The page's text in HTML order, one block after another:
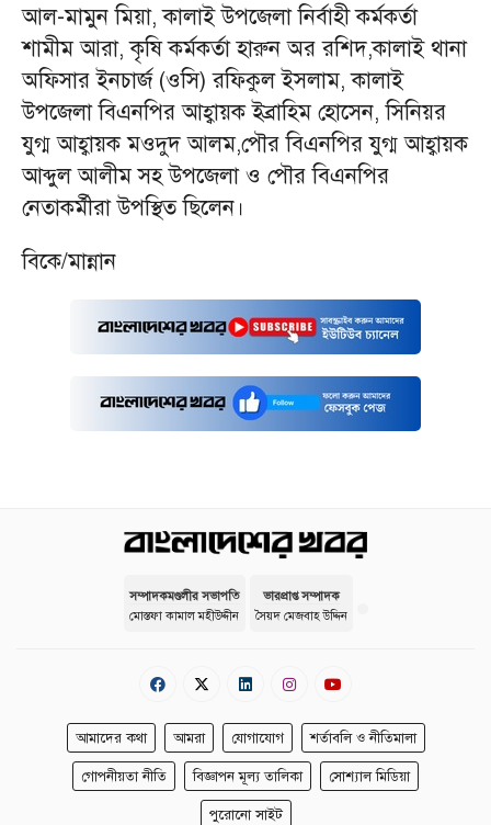
আল-মামুন মিয়া, কালাই উপজেলা নির্বাহী কর্মকর্তা
শামীম আরা, কৃষি কর্মকর্তা হারুন অর রশিদ,কালাই থানা
অফিসার ইনচার্জ (ওসি) রফিকুল ইসলাম, কালাই
উপজেলা বিএনপির আহ্বায়ক ইব্রাহিম হোসেন, সিনিয়র
যুগ্ম আহ্বায়ক মওদুদ আলম,পৌর বিএনপির যুগ্ম আহ্বায়ক
আব্দুল আলীম সহ উপজেলা ও পৌর বিএনপির
নেতাকর্মীরা উপস্থিত ছিলেন।
বিকে/মান্নান
সম্পাদকমণ্ডলীর সভাপতি
মোস্তফা কামাল মহীউদ্দীন
ভারপ্রাপ্ত সম্পাদক
সৈয়দ মেজবাহ উদ্দিন
আমাদের কথা আমরা যোগাযোগ শর্তাবলি ও নীতিমালা
গোপনীয়তা নীতি বিজ্ঞাপন মূল্য তালিকা সোশ্যাল মিডিয়া
পুরোনো সাইট